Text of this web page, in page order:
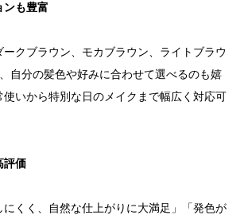
ンも豊富
クブラウン、モカブラウン、ライトブラウ
自分の髪色や好みに合わせて選べるのも嬉
使いから特別な日のメイクまで幅広く対応可
評価
にくく、自然な仕上がりに大満足」「発色が